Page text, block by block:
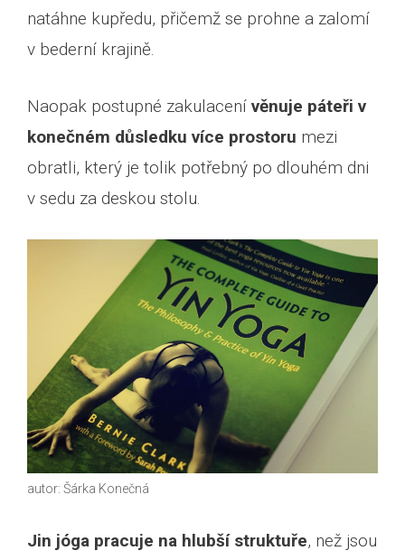
natáhne kupředu, přičemž se prohne a zalomí
v bederní krajině.
Naopak postupné zakulacení věnuje páteři v
konečném důsledku více prostoru mezi
obratli, který je tolik potřebný po dlouhém dni
v sedu za deskou stolu.
autor: Šárka Konečná
Jin jóga pracuje na hlubší struktuře, než jsou